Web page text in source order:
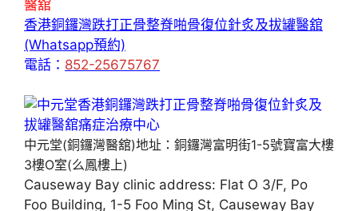
醫舘
香港銅鑼灣跌打正骨整脊啪骨復位針炙及拔罐醫舘
(Whatsapp預約)
電話： 852-25675767
中元堂(銅鑼灣醫舘)地址：銅鑼灣富明街1-5號寶富大樓
3樓O室(么鳳樓上)
Causeway Bay clinic address: Flat O 3/F, Po
Foo Building, 1-5 Foo Ming St, Causeway Bay